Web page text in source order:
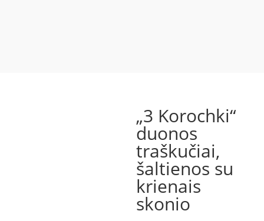
„3 Korochki“
duonos
traškučiai,
šaltienos su
krienais
skonio